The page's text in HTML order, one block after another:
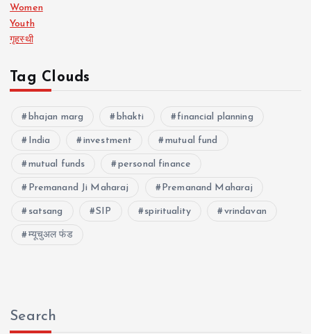
Women
Youth
गृहस्थी
Tag Clouds
bhajan marg bhakti financial planning
India investment mutual fund
mutual funds personal finance
Premanand Ji Maharaj Premanand Maharaj
satsang SIP spirituality vrindavan
म्यूचुअल फंड
Search